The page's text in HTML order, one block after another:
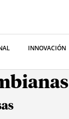
INNOVACIÓN